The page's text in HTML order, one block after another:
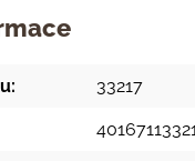
33217